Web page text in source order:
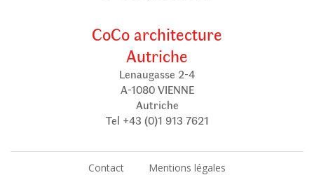
CoCo architecture
Autriche
Lenaugasse 2-4
A-1080 VIENNE
Autriche
Tel +43 (0)1 913 7621
Contact Mentions légales